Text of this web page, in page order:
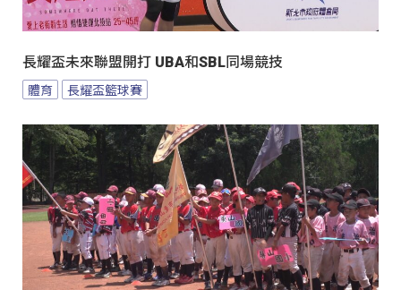
長耀盃未來聯盟開打 UBA和SBL同場競技
體育 長耀盃籃球賽